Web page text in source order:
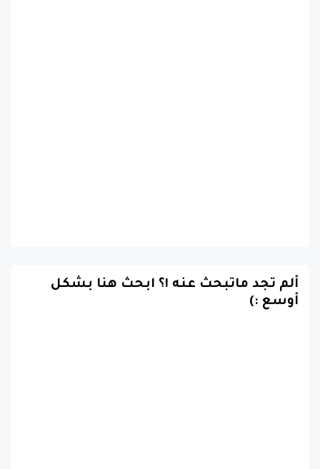
ألم تجد ماتبحث عنه !؟ ابحث هنا بشكل
أوسع :)